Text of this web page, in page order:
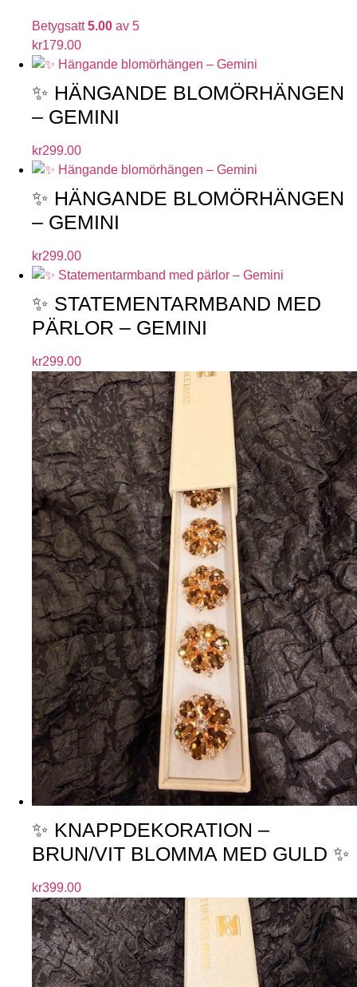
Betygsatt5.00 av 5
kr179.00
✨ HÄNGANDE BLOMÖRHÄNGEN
– GEMINI
kr299.00
✨ HÄNGANDE BLOMÖRHÄNGEN
– GEMINI
kr299.00
✨ STATEMENTARMBAND MED
PÄRLOR – GEMINI
kr299.00
✨ KNAPPDEKORATION –
BRUN/VIT BLOMMA MED GULD ✨
kr399.00